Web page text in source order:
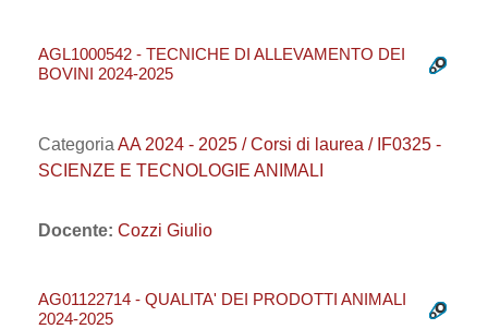
AGL1000542 - TECNICHE DI ALLEVAMENTO DEI
BOVINI 2024-2025
Categoria AA 2024 - 2025 / Corsi di laurea / IF0325 -
SCIENZE E TECNOLOGIE ANIMALI
Docente: Cozzi Giulio
AG01122714 - QUALITA' DEI PRODOTTI ANIMALI
2024-2025